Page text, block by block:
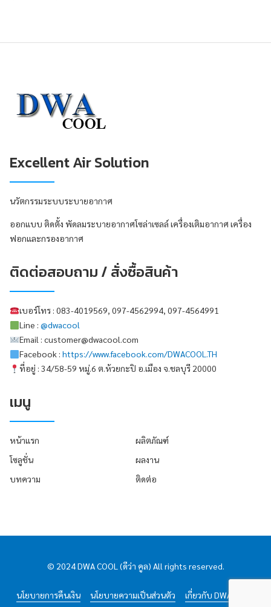
Excellent Air Solution
นวัตกรรมระบบระบายอากาศ
ออกแบบ ติดตั้ง พัดลมระบายอากาศโซล่าเซลล์ เครื่องเติมอากาศ เครื่อง
ฟอกและกรองอากาศ
ติดต่อสอบถาม / สั่งซื้อสินค้า
เบอร์โทร : 083-4019569, 097-4562994, 097-4564991
Line : @dwacool
Email : customer@dwacool.com
Facebook : https://www.facebook.com/DWACOOL.TH
ที่อยู่ : 34/58-59 หมู่.6 ต.ห้วยกะปิ อ.เมือง จ.ชลบุรี 20000
เมนู
หน้าแรก
ผลิตภัณฑ์
โซลูชั่น
ผลงาน
บทความ
ติดต่อ
© 2024 DWA COOL (ดีว่า คูล) All rights reserved.
นโยบายการคืนเงิน นโยบายความเป็นส่วนตัว เกี่ยวกับ DWA COOL